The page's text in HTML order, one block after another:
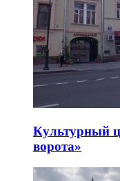
Культурный
ворота»